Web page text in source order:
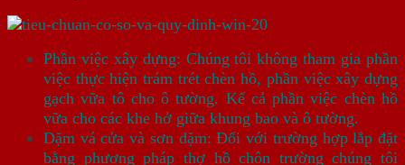
Phần việc xây dựng: Chúng tôi không tham gia phần
việc thực hiện trám trét chèn hồ, phần việc xây dựng
gạch vữa tô cho ô tường. Kể cả phần việc chèn hồ
vữa cho các khe hở giữa khung bao và ô tường.
Dặm vá cửa và sơn dặm: Đối với trường hợp lắp đặt
bằng phương pháp thợ hồ chôn trường chúng tôi